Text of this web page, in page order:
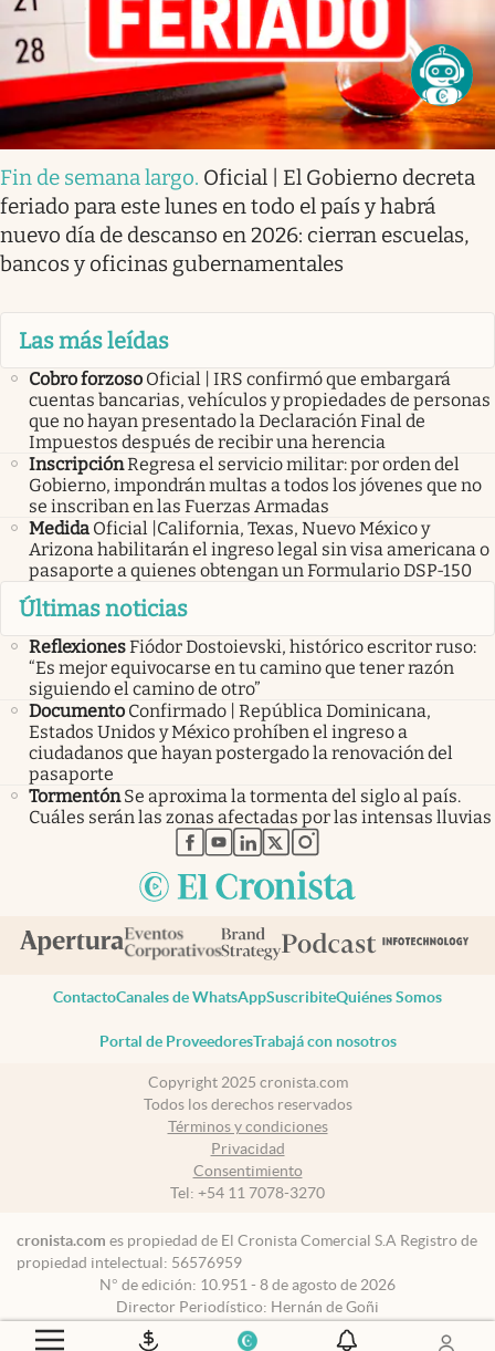
Fin de semana largo. Oficial | El Gobierno decreta
feriado para este lunes en todo el país y habrá
nuevo día de descanso en 2026: cierran escuelas,
bancos y oficinas gubernamentales
Las más leídas
Cobro forzoso Oficial | IRS confirmó que embargará
cuentas bancarias, vehículos y propiedades de personas
que no hayan presentado la Declaración Final de
Impuestos después de recibir una herencia
InscripciónRegresa el servicio militar: por orden del
Gobierno, impondrán multas a todos los jóvenes que no
se inscriban en las Fuerzas Armadas
Medida Oficial |California, Texas, Nuevo México y
Arizona habilitarán el ingreso legal sin visa americana o
pasaporte a quienes obtengan un Formulario DSP-150
Últimas noticias
ReflexionesFiódor Dostoievski, histórico escritor ruso:
“Es mejor equivocarse en tu camino que tener razón
siguiendo el camino de otro”
Documento Confirmado | República Dominicana,
Estados Unidos y México prohíben el ingreso a
ciudadanos que hayan postergado la renovación del
pasaporte
Tormentón Se aproxima la tormenta del siglo al país.
Cuáles serán las zonas afectadas por las intensas lluvias
abre en nueva pestaña
abre en nueva pestaña
abre en nueva pestaña
abre en nueva pestaña
abre en nueva pestaña
ContactoCanales de WhatsAppSuscribiteQuiénes Somos
Portal de ProveedoresTrabajá con nosotros
Copyright 2025 cronista.com
Todos los derechos reservados
Términos y condiciones
Privacidad
Consentimiento
Tel: +54 11 7078-3270
cronista.com es propiedad de El Cronista Comercial S.A Registro de
propiedad intelectual: 56576959
N° de edición: 10.951 - 8 de agosto de 2026
Director Periodístico: Hernán de Goñi